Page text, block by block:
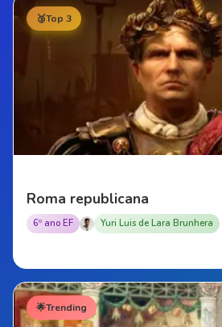
🥉Top 3
Roma republicana
6º ano EF Yuri Luis de Lara Brunhera
🌟Trending